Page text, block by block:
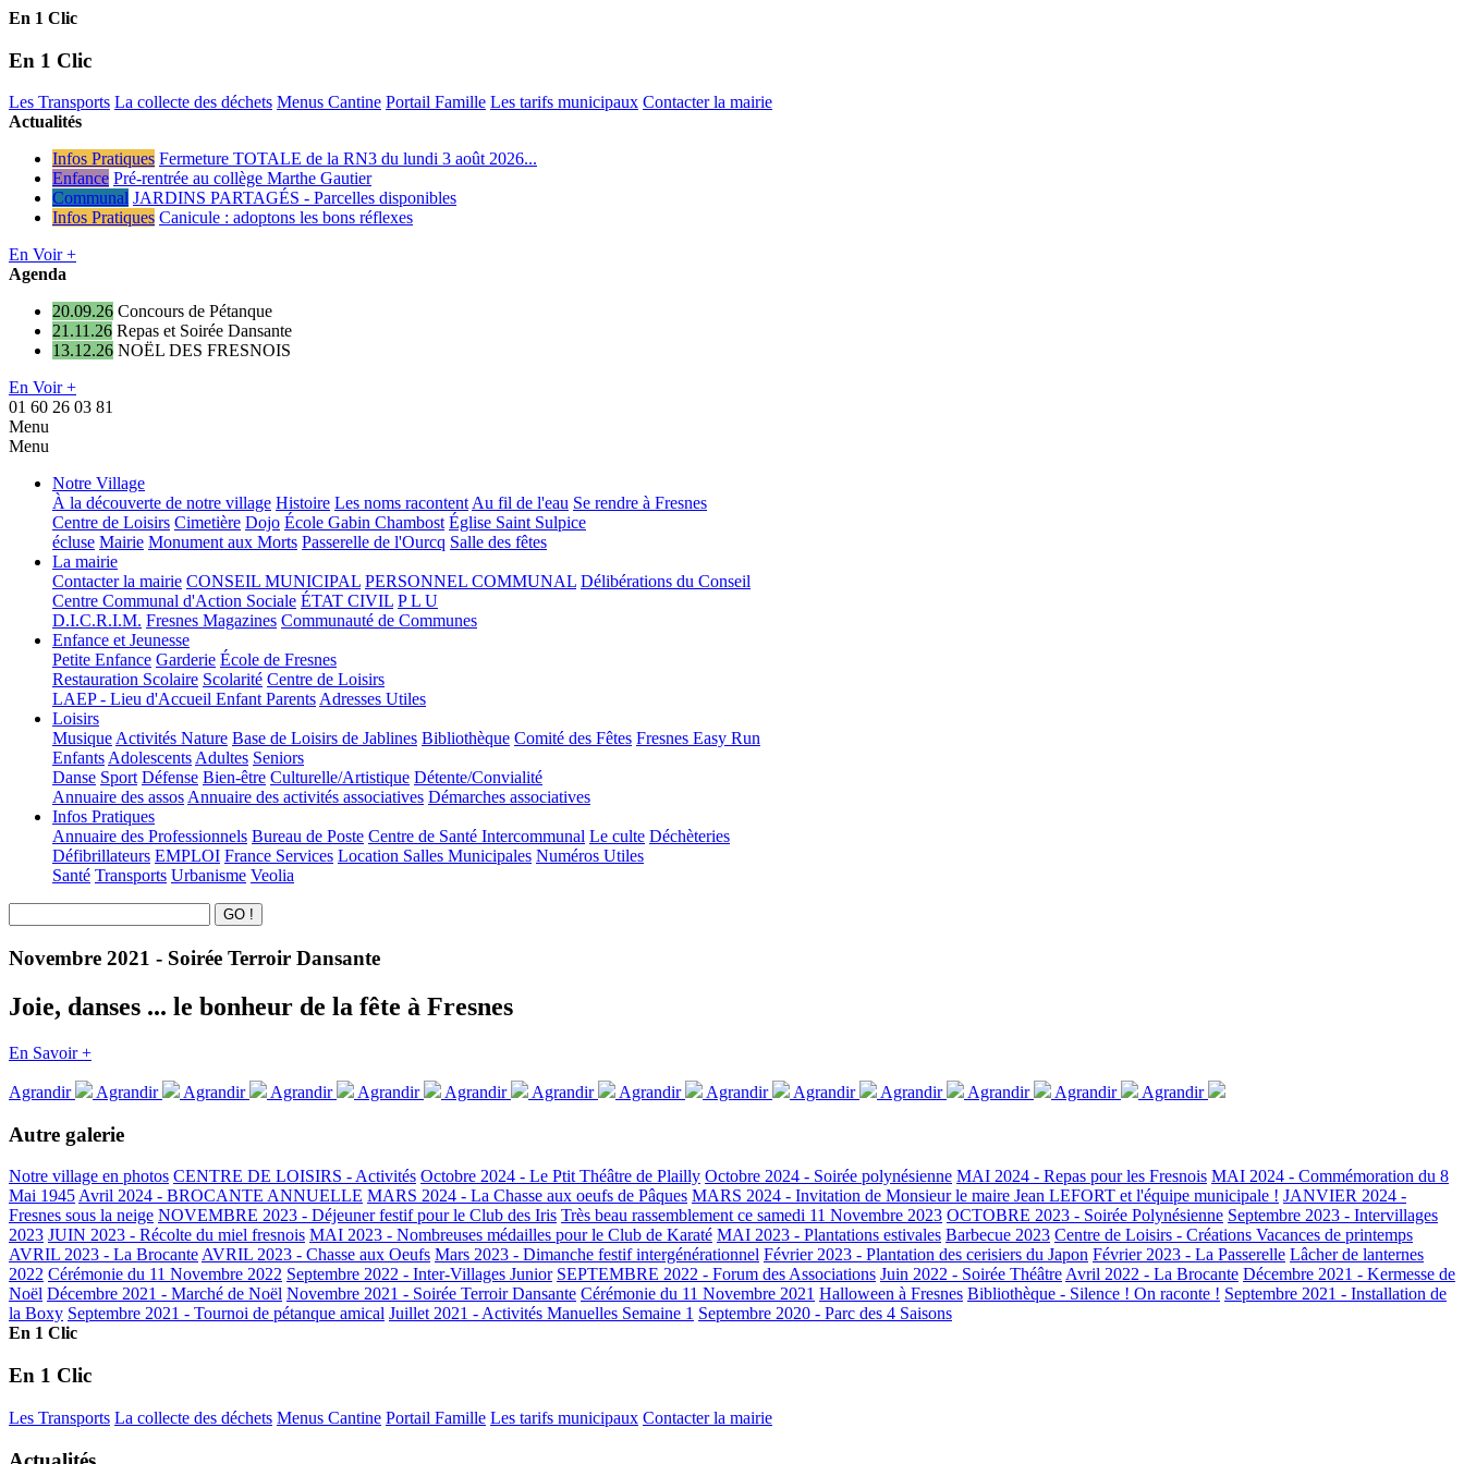
En 1 Clic
En 1 Clic
Les Transports La collecte des déchets Menus Cantine Portail Famille Les tarifs municipaux Contacter la mairie
Actualités
Infos Pratiques Fermeture TOTALE de la RN3 du lundi 3 août 2026...
Enfance Pré-rentrée au collège Marthe Gautier
Communal JARDINS PARTAGÉS - Parcelles disponibles
Infos Pratiques Canicule : adoptons les bons réflexes
En Voir +
Agenda
20.09.26 Concours de Pétanque
21.11.26 Repas et Soirée Dansante
13.12.26 NOËL DES FRESNOIS
En Voir +
01 60 26 03 81
Menu
Menu
Notre Village
À la découverte de notre village Histoire Les noms racontentAu fil de l'eau Se rendre à Fresnes
Centre de Loisirs Cimetière Dojo École Gabin Chambost Église Saint Sulpice
écluse Mairie Monument aux Morts Passerelle de l'Ourcq Salle des fêtes
La mairie
Contacter la mairie CONSEIL MUNICIPAL PERSONNEL COMMUNAL Délibérations du Conseil
Centre Communal d'Action Sociale ÉTAT CIVIL P L U
D.I.C.R.I.M. Fresnes Magazines Communauté de Communes
Enfance et Jeunesse
Petite Enfance Garderie École de Fresnes
Restauration Scolaire Scolarité Centre de Loisirs
LAEP - Lieu d'Accueil Enfant ParentsAdresses Utiles
Loisirs
MusiqueActivités Nature Base de Loisirs de Jablines Bibliothèque Comité des Fêtes Fresnes Easy Run
EnfantsAdolescentsAdultes Seniors
Danse Sport Défense Bien-être Culturelle/Artistique Détente/Convialité
Annuaire des assosAnnuaire des activités associatives Démarches associatives
Infos Pratiques
Annuaire des Professionnels Bureau de Poste Centre de Santé Intercommunal Le culte Déchèteries
Défibrillateurs EMPLOI France Services Location Salles Municipales Numéros Utiles
Santé Transports Urbanisme Veolia
Novembre 2021 - Soirée Terroir Dansante
Joie, danses ... le bonheur de la fête à Fresnes
En Savoir +
Agrandir Agrandir Agrandir Agrandir Agrandir Agrandir Agrandir Agrandir Agrandir Agrandir Agrandir Agrandir Agrandir Agrandir
Autre galerie
Notre village en photos CENTRE DE LOISIRS - Activités Octobre 2024 - Le Ptit Théâtre de Plailly Octobre 2024 - Soirée polynésienne MAI 2024 - Repas pour les Fresnois MAI 2024 - Commémoration du 8
Mai 1945Avril 2024 - BROCANTE ANNUELLE MARS 2024 - La Chasse aux oeufs de Pâques MARS 2024 - Invitation de Monsieur le maire Jean LEFORT et l'équipe municipale ! JANVIER 2024 -
Fresnes sous la neige NOVEMBRE 2023 - Déjeuner festif pour le Club des Iris Très beau rassemblement ce samedi 11 Novembre 2023 OCTOBRE 2023 - Soirée Polynésienne Septembre 2023 - Intervillages
2023 JUIN 2023 - Récolte du miel fresnois MAI 2023 - Nombreuses médailles pour le Club de Karaté MAI 2023 - Plantations estivales Barbecue 2023 Centre de Loisirs - Créations Vacances de printemps
AVRIL 2023 - La BrocanteAVRIL 2023 - Chasse aux Oeufs Mars 2023 - Dimanche festif intergénérationnel Février 2023 - Plantation des cerisiers du Japon Février 2023 - La Passerelle Lâcher de lanternes
2022 Cérémonie du 11 Novembre 2022 Septembre 2022 - Inter-Villages Junior SEPTEMBRE 2022 - Forum des Associations Juin 2022 - Soirée ThéâtreAvril 2022 - La Brocante Décembre 2021 - Kermesse de
Noël Décembre 2021 - Marché de Noël Novembre 2021 - Soirée Terroir Dansante Cérémonie du 11 Novembre 2021 Halloween à Fresnes Bibliothèque - Silence ! On raconte ! Septembre 2021 - Installation de
la Boxy Septembre 2021 - Tournoi de pétanque amical Juillet 2021 - Activités Manuelles Semaine 1 Septembre 2020 - Parc des 4 Saisons
En 1 Clic
En 1 Clic
Les Transports La collecte des déchets Menus Cantine Portail Famille Les tarifs municipaux Contacter la mairie